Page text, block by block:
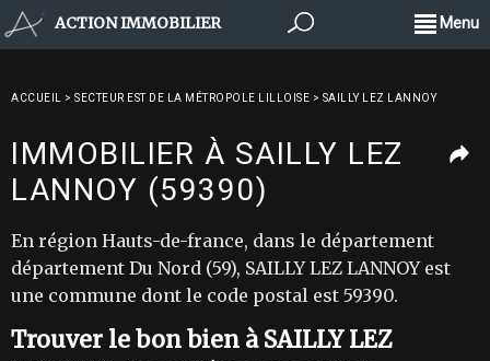
ACTION IMMOBILIER Menu
ACCUEIL > SECTEUR EST DE LA MÉTROPOLE LILLOISE > SAILLY LEZ LANNOY
IMMOBILIER À SAILLY LEZ
LANNOY (59390)
En région Hauts-de-france, dans le département
département Du Nord (59), SAILLY LEZ LANNOY est
une commune dont le code postal est 59390.
Trouver le bon bien à SAILLY LEZ